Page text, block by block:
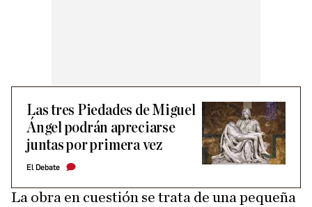
Las tres Piedades de Miguel
Ángel podrán apreciarse
juntas por primera vez
El Debate
La obra en cuestión se trata de una pequeña